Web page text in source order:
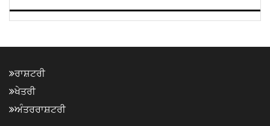
ਰਾਸ਼ਟਰੀ
ਖੇਤਰੀ
ਅੰਤਰਰਾਸ਼ਟਰੀ